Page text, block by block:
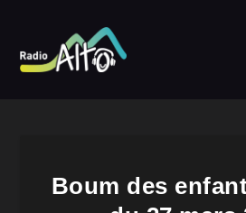
Boum des